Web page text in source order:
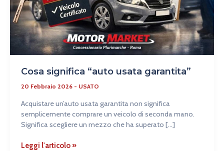
Cosa significa “auto usata garantita”
20 Febbraio 2026 - USATO
Acquistare un’auto usata garantita non significa
semplicemente comprare un veicolo di seconda mano.
Significa scegliere un mezzo che ha superato […]
Leggi l'articolo »